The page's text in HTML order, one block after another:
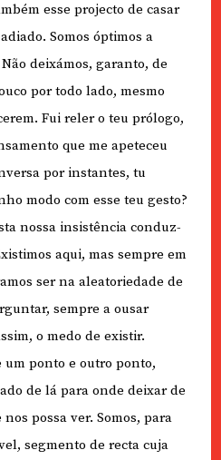
esse projecto de casar
Somos óptimos a
deixámos, garanto, de
por todo lado, mesmo
Fui reler o teu prólogo,
que me apeteceu
por instantes, tu
modo com esse teu gesto?
nossa insistência conduz-
aqui, mas sempre em
ser na aleatoriedade de
sempre a ousar
o medo de existir.
um ponto e outro ponto,
de lá para onde deixar de
possa ver. Somos, para
segmento de recta cuja